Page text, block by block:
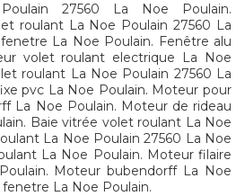
27560 La Noe Poulain.
roulant La Noe Poulain 27560 La
La Noe Poulain. Fenêtre alu
volet roulant electrique La Noe
roulant La Noe Poulain 27560 La
pvc La Noe Poulain. Moteur pour
La Noe Poulain. Moteur de rideau
Baie vitrée volet roulant La Noe
La Noe Poulain 27560 La Noe
La Noe Poulain. Moteur filaire
Moteur bubendorff La Noe
La Noe Poulain.